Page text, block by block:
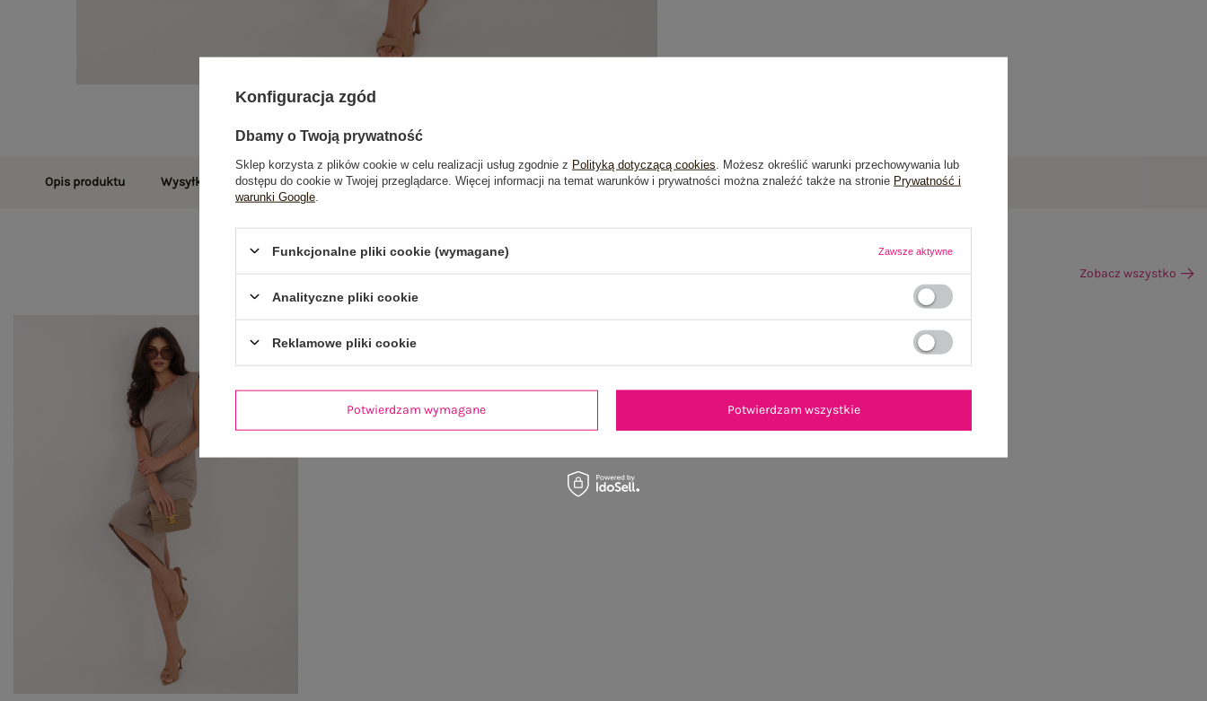
Opis produktu Wysyłka i dostawa Zwroty i reklamacje Opinie o produkcie(0)
Zobacz wszystko
Konfiguracja zgód
Dbamy o Twoją prywatność
Sklep korzysta z plików cookie w celu realizacji usług zgodnie z Polityką dotyczącą cookies . Możesz określić warunki przechowywania lub
dostępu do cookie w Twojej przeglądarce. Więcej informacji na temat warunków i prywatności można znaleźć także na stronie Prywatność i
warunki Google
Funkcjonalne pliki cookie (wymagane) Zawsze aktywne
Analityczne pliki cookie
Reklamowe pliki cookie
Potwierdzam wymagane Potwierdzam wszystkie